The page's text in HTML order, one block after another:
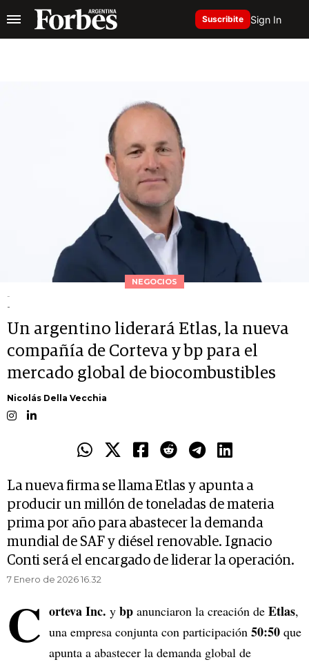
Suscribite Sign In
NEGOCIOS
-
-
Un argentino liderará Etlas, la nueva
compañía de Corteva y bp para el
mercado global de biocombustibles
Nicolás Della Vecchia
La nueva firma se llama Etlas y apunta a
producir un millón de toneladas de materia
prima por año para abastecer la demanda
mundial de SAF y diésel renovable. Ignacio
Conti será el encargado de liderar la operación.
7 Enero de 2026 16.32
C orteva Inc. y bp anunciaron la creación de Etlas,
una empresa conjunta con participación 50:50 que
apunta a abastecer la demanda global de